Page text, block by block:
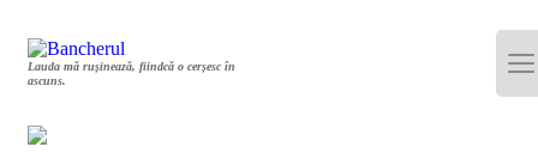
Lauda mă rușinează, fiindcă o cerșesc în
ascuns.